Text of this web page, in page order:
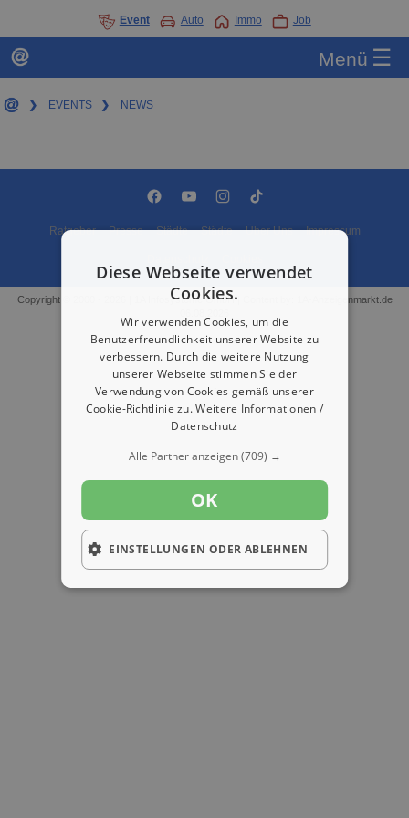
Event Auto Immo Job
Menü ☰
❯ EVENTS ❯ NEWS
Ratgeber Presse Städte Städte Über Uns Impressum
Copyright © 2000 - 2026 | 1A Infosysteme GmbH | Content by: 1A-Anzeigenmarkt.de
Diese Webseite verwendet
Cookies.
Wir verwenden Cookies, um die
Benutzerfreundlichkeit unserer Website zu
verbessern. Durch die weitere Nutzung
unserer Webseite stimmen Sie der
Verwendung von Cookies gemäß unserer
Cookie-Richtlinie zu.Weitere Informationen /
Datenschutz
Alle Partner anzeigen(709) →
OK
EINSTELLUNGEN ODER ABLEHNEN